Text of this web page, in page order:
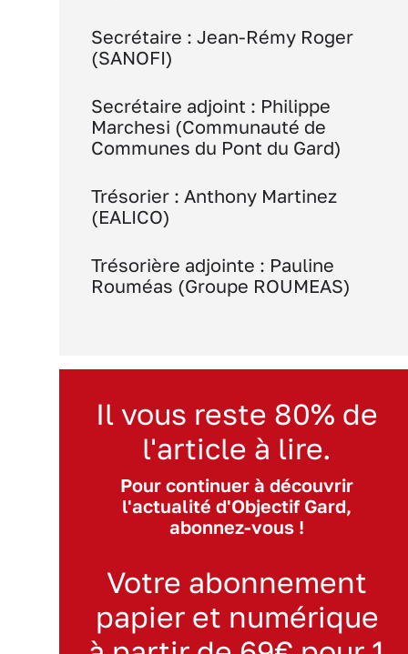
Secrétaire : Jean-Rémy Roger
(SANOFI)
Secrétaire adjoint : Philippe
Marchesi (Communauté de
Communes du Pont du Gard)
Trésorier : Anthony Martinez
(EALICO)
Trésorière adjointe : Pauline
Rouméas (Groupe ROUMEAS)
Il vous reste 80% de
l'article à lire.
Pour continuer à découvrir
l'actualité d'Objectif Gard,
abonnez-vous !
Votre abonnement
papier et numérique